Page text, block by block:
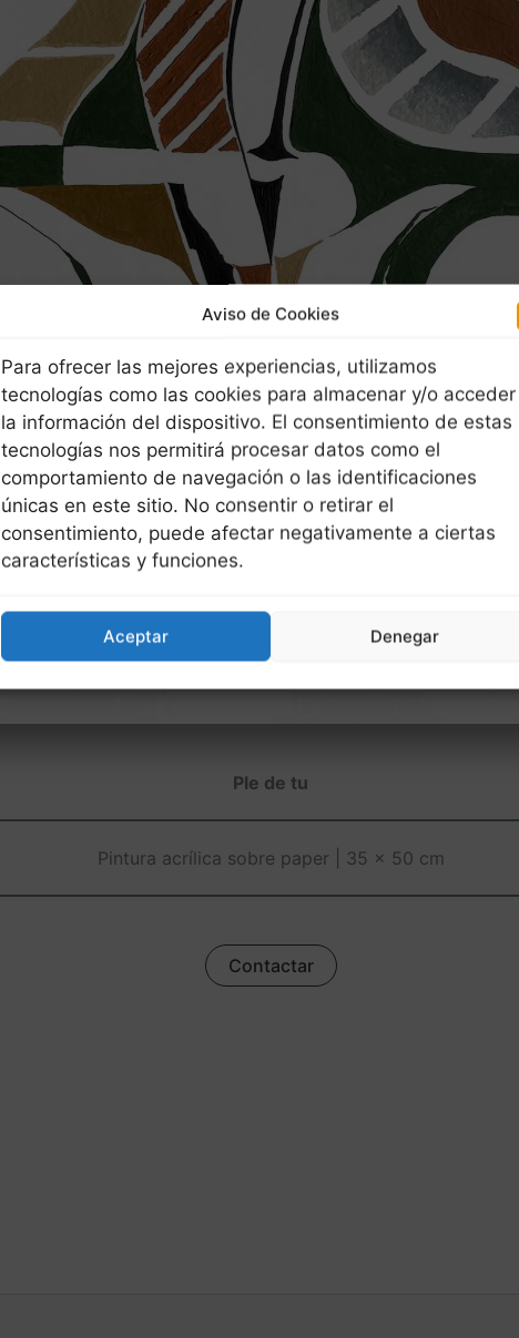
Aviso de Cookies
Para ofrecer las mejores experiencias, utilizamos
tecnologías como las cookies para almacenar y/o
la información del dispositivo. El consentimiento de estas
tecnologías nos permitirá procesar datos como el
comportamiento de navegación o las identificaciones
únicas en este sitio. No consentir o retirar el
consentimiento, puede afectar negativamente a ciertas
características y funciones.
Aceptar Denegar
Ple de tu
Pintura acrílica sobre paper | 35 x 50 cm
Contactar